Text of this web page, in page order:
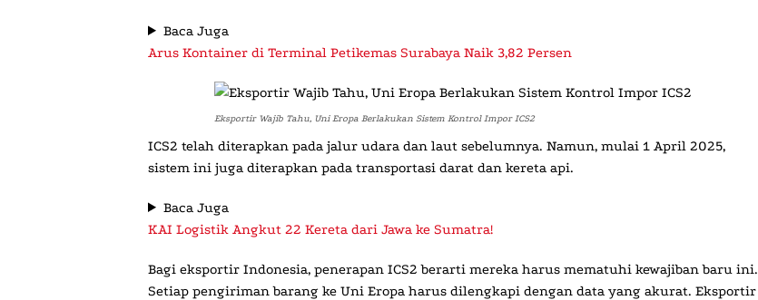
Baca Juga
Arus Kontainer di Terminal Petikemas Surabaya Naik 3,82 Persen
Eksportir Wajib Tahu, Uni Eropa Berlakukan Sistem Kontrol Impor ICS2
ICS2 telah diterapkan pada jalur udara dan laut sebelumnya. Namun, mulai 1 April 2025,
sistem ini juga diterapkan pada transportasi darat dan kereta api.
Baca Juga
KAI Logistik Angkut 22 Kereta dari Jawa ke Sumatra!
Bagi eksportir Indonesia, penerapan ICS2 berarti mereka harus mematuhi kewajiban baru ini.
Setiap pengiriman barang ke Uni Eropa harus dilengkapi dengan data yang akurat. Eksportir